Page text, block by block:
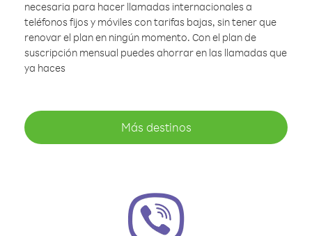
necesaria para hacer llamadas internacionales a
teléfonos fijos y móviles con tarifas bajas, sin tener que
renovar el plan en ningún momento. Con el plan de
suscripción mensual puedes ahorrar en las llamadas que
ya haces
Más destinos